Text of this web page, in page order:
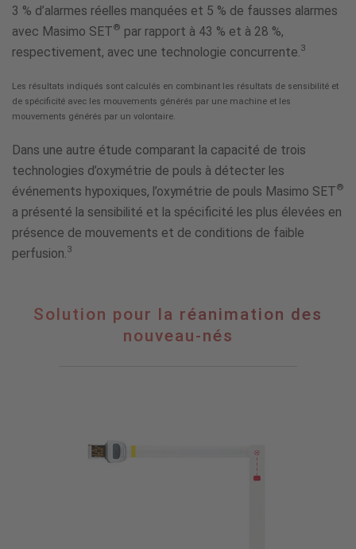
3 % d’alarmes réelles manquées et 5 % de fausses alarmes
avec Masimo SET® par rapport à 43 % et à 28 %,
respectivement, avec une technologie concurrente.3
Les résultats indiqués sont calculés en combinant les résultats de sensibilité et
de spécificité avec les mouvements générés par une machine et les
mouvements générés par un volontaire.
Dans une autre étude comparant la capacité de trois
technologies d’oxymétrie de pouls à détecter les
événements hypoxiques, l’oxymétrie de pouls Masimo SET®
a présenté la sensibilité et la spécificité les plus élevées en
présence de mouvements et de conditions de faible
perfusion.3
Solution
Solution pour la réanimation des
nouveau-nés